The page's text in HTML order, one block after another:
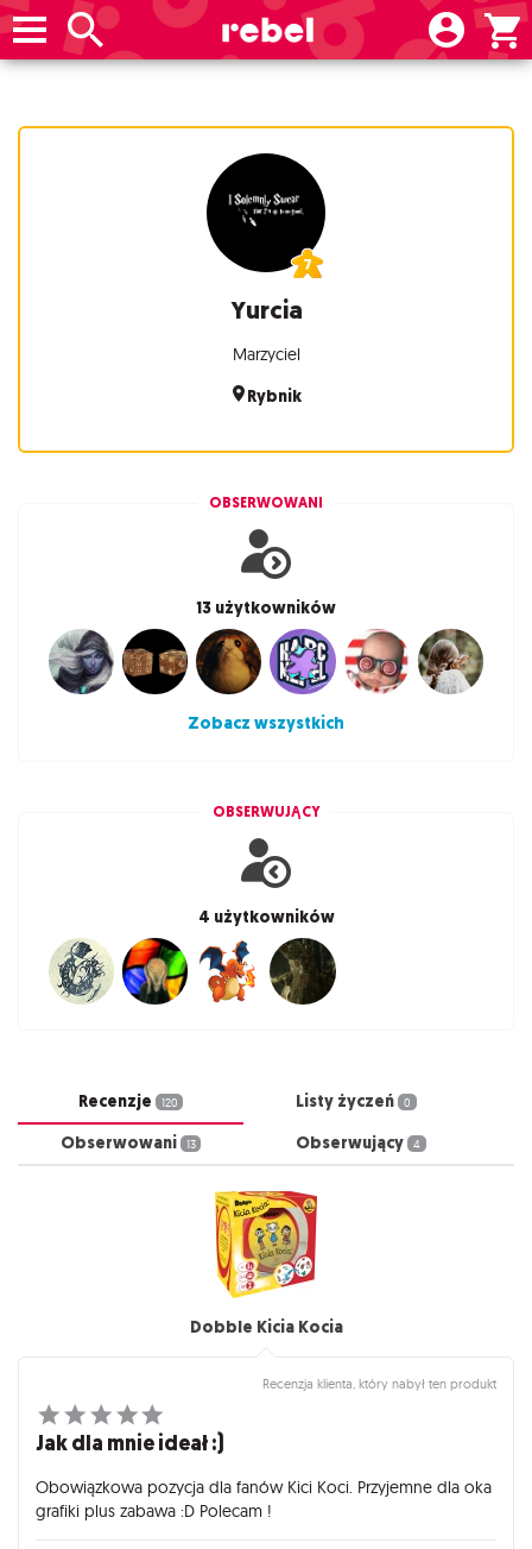
Yurcia
Marzyciel
Rybnik
OBSERWOWANI
13 użytkowników
Zobacz wszystkich
OBSERWUJĄCY
4 użytkowników
Recenzje 120 Listy życzeń 0
Obserwowani 13 Obserwujący 4
Dobble Kicia Kocia
Recenzja klienta, który nabył ten produkt
Jak dla mnie ideał :)
Obowiązkowa pozycja dla fanów Kici Koci. Przyjemne dla oka
grafiki plus zabawa :D Polecam !